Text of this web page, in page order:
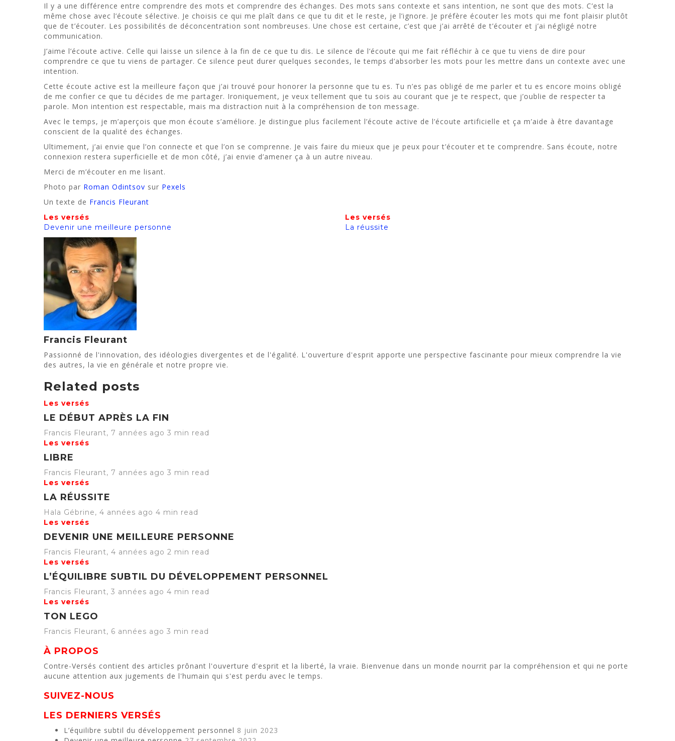
Il y a une différence entre comprendre des mots et comprendre des échanges. Des mots sans contexte et sans intention, ne sont que des mots. C’est la
même chose avec l’écoute sélective. Je choisis ce qui me plaît dans ce que tu dit et le reste, je l’ignore. Je préfère écouter les mots qui me font plaisir plutôt
que de t’écouter. Les possibilités de déconcentration sont nombreuses. Une chose est certaine, c’est que j’ai arrêté de t’écouter et j’ai négligé notre
communication.
J’aime l’écoute active. Celle qui laisse un silence à la fin de ce que tu dis. Le silence de l’écoute qui me fait réfléchir à ce que tu viens de dire pour
comprendre ce que tu viens de partager. Ce silence peut durer quelques secondes, le temps d’absorber les mots pour les mettre dans un contexte avec une
intention.
Cette écoute active est la meilleure façon que j’ai trouvé pour honorer la personne que tu es. Tu n’es pas obligé de me parler et tu es encore moins obligé
de me confier ce que tu décides de me partager. Ironiquement, je veux tellement que tu sois au courant que je te respect, que j’oublie de respecter ta
parole. Mon intention est respectable, mais ma distraction nuit à la compréhension de ton message.
Avec le temps, je m’aperçois que mon écoute s’améliore. Je distingue plus facilement l’écoute active de l’écoute artificielle et ça m’aide à être davantage
conscient de la qualité des échanges.
Ultimement, j’ai envie que l’on connecte et que l’on se comprenne. Je vais faire du mieux que je peux pour t’écouter et te comprendre. Sans écoute, notre
connexion restera superficielle et de mon côté, j’ai envie d’amener ça à un autre niveau.
Merci de m’écouter en me lisant.
Photo par Roman Odintsov sur Pexels
Un texte de Francis Fleurant
Les versés
Devenir une meilleure personne
Les versés
La réussite
Francis Fleurant
Passionné de l'innovation, des idéologies divergentes et de l'égalité. L'ouverture d'esprit apporte une perspective fascinante pour mieux comprendre la vie
des autres, la vie en générale et notre propre vie.
Related posts
Les versés
LE DÉBUT APRÈS LA FIN
Francis Fleurant, 7 années ago 3 min read
Les versés
LIBRE
Francis Fleurant, 7 années ago 3 min read
Les versés
LA RÉUSSITE
Hala Gébrine, 4 années ago 4 min read
Les versés
DEVENIR UNE MEILLEURE PERSONNE
Francis Fleurant, 4 années ago 2 min read
Les versés
L’ÉQUILIBRE SUBTIL DU DÉVELOPPEMENT PERSONNEL
Francis Fleurant, 3 années ago 4 min read
Les versés
TON LEGO
Francis Fleurant, 6 années ago 3 min read
À PROPOS
Contre-Versés contient des articles prônant l'ouverture d'esprit et la liberté, la vraie. Bienvenue dans un monde nourrit par la compréhension et qui ne porte
aucune attention aux jugements de l'humain qui s'est perdu avec le temps.
SUIVEZ-NOUS
LES DERNIERS VERSÉS
L’équilibre subtil du développement personnel 8 juin 2023